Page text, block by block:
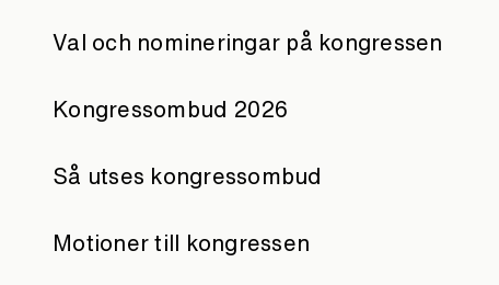
Val och nomineringar på kongressen
Kongressombud 2026
Så utses kongressombud
Motioner till kongressen